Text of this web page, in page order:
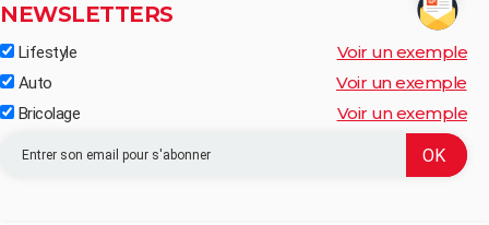
NEWSLETTERS
Lifestyle Voir un exemple
Auto Voir un exemple
Bricolage Voir un exemple